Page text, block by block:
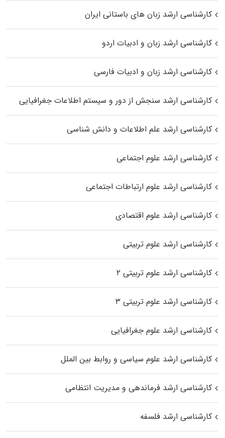
کارشناسی ارشد زبان‌ های باستانی ایران
کارشناسی ارشد زبان و ادبیات اردو
کارشناسی ارشد زبان و ادبیات فارسی
کارشناسی ارشد سنجش از دور و سیستم اطلاعات جغرافیایی
کارشناسی ارشد علم اطلاعات و دانش شناسی
کارشناسی ارشد علوم اجتماعی
کارشناسی ارشد علوم ارتباطات اجتماعی
کارشناسی ارشد علوم اقتصادی
کارشناسی ارشد علوم تربیتی
کارشناسی ارشد علوم تربیتی ۲
کارشناسی ارشد علوم تربیتی ۳
کارشناسی ارشد علوم جغرافیایی
کارشناسی ارشد علوم سیاسی و روابط بین الملل
کارشناسی ارشد فرماندهی و مدیریت انتظامی
کارشناسی ارشد فلسفه